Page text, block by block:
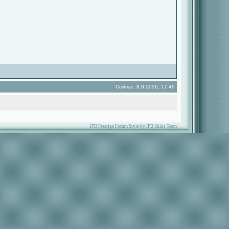
Сейчас: 8.8.2026, 17:49
IPB Prestige Forum Style by IPB Skins Team